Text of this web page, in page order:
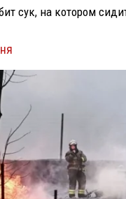
сук, на котором